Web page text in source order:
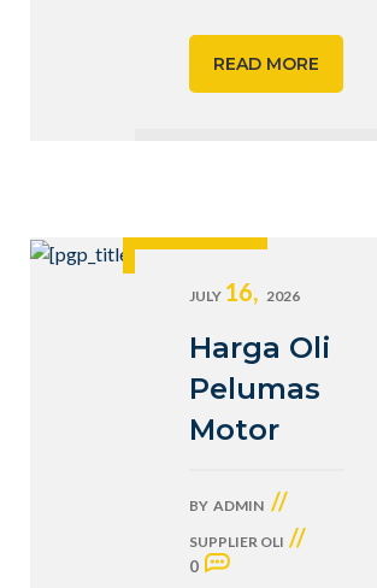
READ MORE
JULY 16, 2026
Harga Oli
Pelumas
Motor
BY ADMIN //
SUPPLIER OLI //
0